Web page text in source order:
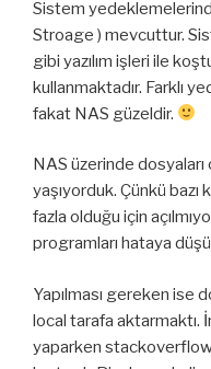
Sistem
Stroage ) mevcuttur.
gibi yazılım işleri ile
kullanmaktadır. Farklı
fakat NAS güzeldir.
NAS üzerinde
yaşıyorduk. Çünkü bazı
fazla olduğu için
programları hataya
Yapılması gereken ise
local tarafa aktarmaktı.
yaparken